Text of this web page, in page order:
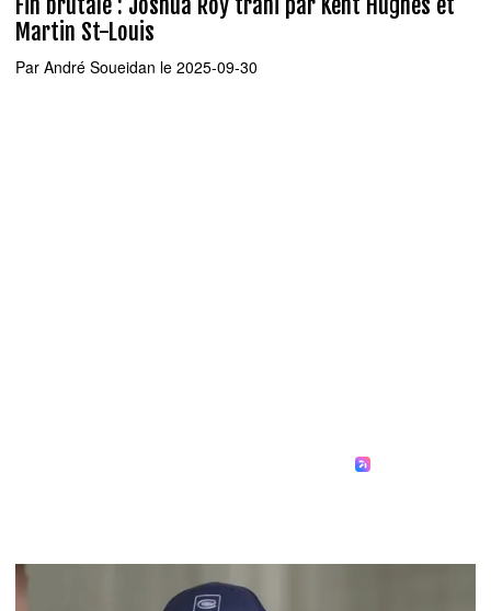
Martin St-Louis
Par André Soueidan le 2025-09-30